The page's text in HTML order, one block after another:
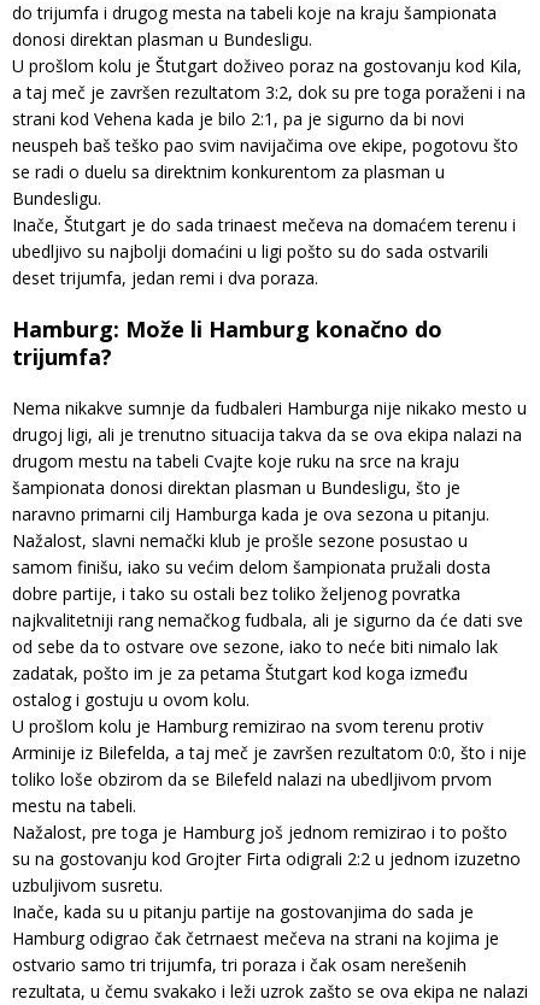
do trijumfa i drugog mesta na tabeli koje na kraju šampionata
donosi direktan plasman u Bundesligu.
U prošlom kolu je Štutgart doživeo poraz na gostovanju kod Kila,
a taj meč je završen rezultatom 3:2, dok su pre toga poraženi i na
strani kod Vehena kada je bilo 2:1, pa je sigurno da bi novi
neuspeh baš teško pao svim navijačima ove ekipe, pogotovu što
se radi o duelu sa direktnim konkurentom za plasman u
Bundesligu.
Inače, Štutgart je do sada trinaest mečeva na domaćem terenu i
ubedljivo su najbolji domaćini u ligi pošto su do sada ostvarili
deset trijumfa, jedan remi i dva poraza.
Hamburg: Može li Hamburg konačno do
trijumfa?
Nema nikakve sumnje da fudbaleri Hamburga nije nikako mesto u
drugoj ligi, ali je trenutno situacija takva da se ova ekipa nalazi na
drugom mestu na tabeli Cvajte koje ruku na srce na kraju
šampionata donosi direktan plasman u Bundesligu, što je
naravno primarni cilj Hamburga kada je ova sezona u pitanju.
Nažalost, slavni nemački klub je prošle sezone posustao u
samom finišu, iako su većim delom šampionata pružali dosta
dobre partije, i tako su ostali bez toliko željenog povratka
najkvalitetniji rang nemačkog fudbala, ali je sigurno da će dati sve
od sebe da to ostvare ove sezone, iako to neće biti nimalo lak
zadatak, pošto im je za petama Štutgart kod koga između
ostalog i gostuju u ovom kolu.
U prošlom kolu je Hamburg remizirao na svom terenu protiv
Arminije iz Bilefelda, a taj meč je završen rezultatom 0:0, što i nije
toliko loše obzirom da se Bilefeld nalazi na ubedljivom prvom
mestu na tabeli.
Nažalost, pre toga je Hamburg još jednom remizirao i to pošto
su na gostovanju kod Grojter Firta odigrali 2:2 u jednom izuzetno
uzbuljivom susretu.
Inače, kada su u pitanju partije na gostovanjima do sada je
Hamburg odigrao čak četrnaest mečeva na strani na kojima je
ostvario samo tri trijumfa, tri poraza i čak osam nerešenih
rezultata, u čemu svakako i leži uzrok zašto se ova ekipa ne nalazi